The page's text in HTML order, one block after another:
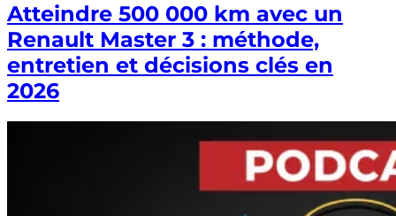
Atteindre 500 000 km avec un
Renault Master 3 : méthode,
entretien et décisions clés en
2026